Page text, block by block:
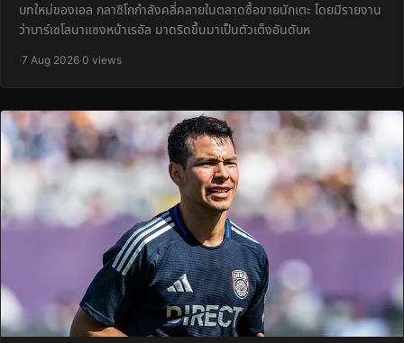
บทใหม่ของเอล กลาซิโกกำลังคลี่คลายในตลาดซื้อขายนักเตะ โดยมีรายงาน
ว่าบาร์เซโลนาแซงหน้าเรอัล มาดริดขึ้นมาเป็นตัวเต็งอันดับห
·7 Aug 2026·0 views